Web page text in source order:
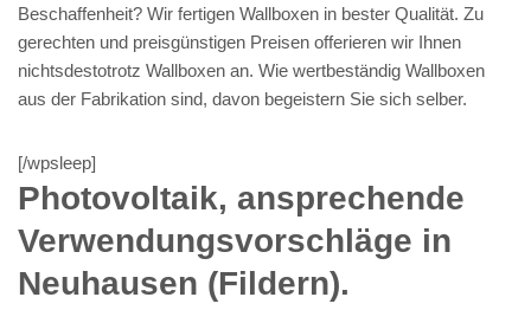
Beschaffenheit? Wir fertigen Wallboxen in bester Qualität. Zu
gerechten und preisgünstigen Preisen offerieren wir Ihnen
nichtsdestotrotz Wallboxen an. Wie wertbeständig Wallboxen
aus der Fabrikation sind, davon begeistern Sie sich selber.
[/wpsleep]
Photovoltaik, ansprechende
Verwendungsvorschläge in
Neuhausen (Fildern).